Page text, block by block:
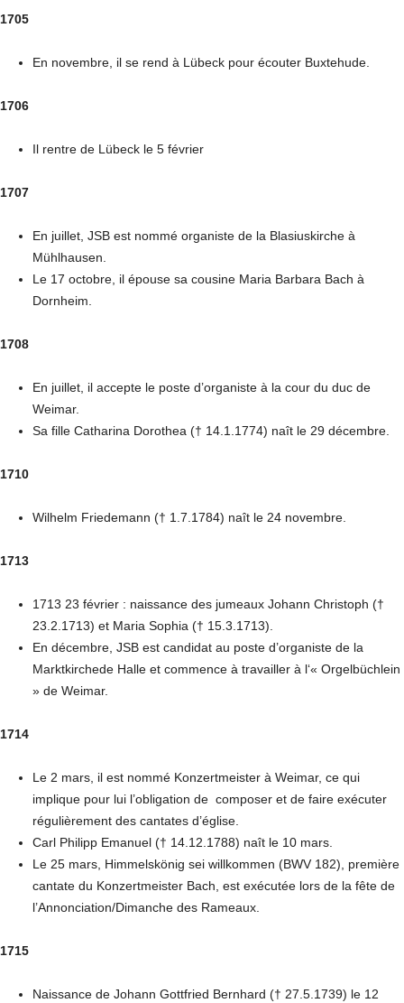
1705
En novembre, il se rend à Lübeck pour écouter Buxtehude.
1706
Il rentre de Lübeck le 5 février
1707
En juillet, JSB est nommé organiste de la Blasiuskirche à
Mühlhausen.
Le 17 octobre, il épouse sa cousine Maria Barbara Bach à
Dornheim.
1708
En juillet, il accepte le poste d’organiste à la cour du duc de
Weimar.
Sa fille Catharina Dorothea († 14.1.1774) naît le 29 décembre.
1710
Wilhelm Friedemann († 1.7.1784) naît le 24 novembre.
1713
1713 23 février : naissance des jumeaux Johann Christoph (†
23.2.1713) et Maria Sophia († 15.3.1713).
En décembre, JSB est candidat au poste d’organiste de la
Marktkirchede Halle et commence à travailler à l‘« Orgelbüchlein
» de Weimar.
1714
Le 2 mars, il est nommé Konzertmeister à Weimar, ce qui
implique pour lui l’obligation de composer et de faire exécuter
régulièrement des cantates d’église.
Carl Philipp Emanuel († 14.12.1788) naît le 10 mars.
Le 25 mars, Himmelskönig sei willkommen (BWV 182), première
cantate du Konzertmeister Bach, est exécutée lors de la fête de
l’Annonciation/Dimanche des Rameaux.
1715
Naissance de Johann Gottfried Bernhard († 27.5.1739) le 12